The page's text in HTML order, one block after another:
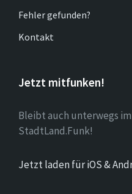
Fehler gefunden?
Kontakt
Jetzt mitfunken!
Bleibt auch unterwegs
StadtLand.Funk!
Jetzt laden für iOS &